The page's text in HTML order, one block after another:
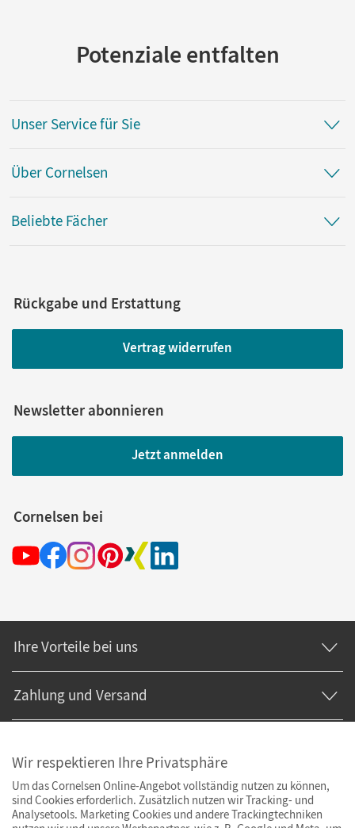
Potenziale entfalten
Unser Service für Sie
Über Cornelsen
Beliebte Fächer
Rückgabe und Erstattung
Vertrag widerrufen
Newsletter abonnieren
Jetzt anmelden
Cornelsen bei
Ihre Vorteile bei uns
Zahlung und Versand
Wir respektieren Ihre Privatsphäre
Um das Cornelsen Online-Angebot vollständig nutzen zu können,
sind Cookies erforderlich. Zusätzlich nutzen wir Tracking- und
Analysetools. Marketing Cookies und andere Trackingtechniken